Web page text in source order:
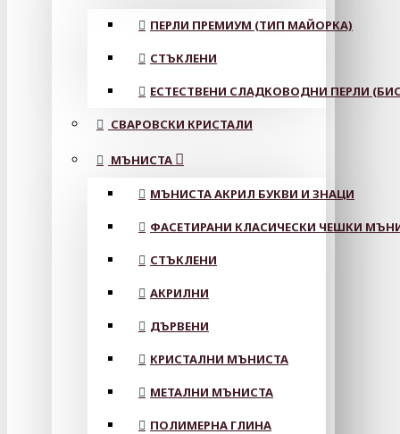
ПЕРЛИ ПРЕМИУМ (ТИП МАЙОРКА)
СТЪКЛЕНИ
ЕСТЕСТВЕНИ СЛАДКОВОДНИ ПЕРЛИ
СВАРОВСКИ КРИСТАЛИ
МЪНИСТА
МЪНИСТА АКРИЛ БУКВИ И ЗНАЦИ
ФАСЕТИРАНИ КЛАСИЧЕСКИ ЧЕШКИ
СТЪКЛЕНИ
АКРИЛНИ
ДЪРВЕНИ
КРИСТАЛНИ МЪНИСТА
МЕТАЛНИ МЪНИСТА
ПОЛИМЕРНА ГЛИНА